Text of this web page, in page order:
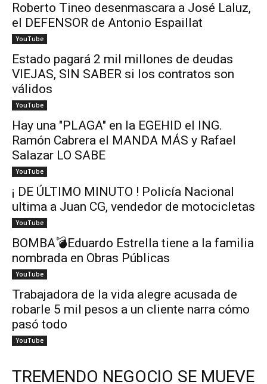
Roberto Tineo desenmascara a José Laluz,
el DEFENSOR de Antonio Espaillat
YouTube
Estado pagará 2 mil millones de deudas
VIEJAS, SIN SABER si los contratos son
válidos
YouTube
Hay una "PLAGA" en la EGEHID el ING.
Ramón Cabrera el MANDA MÁS y Rafael
Salazar LO SABE
YouTube
¡ DE ÚLTIMO MINUTO ! Policía Nacional
ultima a Juan CG, vendedor de motocicletas
YouTube
BOMBA💣Eduardo Estrella tiene a la familia
nombrada en Obras Públicas
YouTube
Trabajadora de la vida alegre acusada de
robarle 5 mil pesos a un cliente narra cómo
pasó todo
YouTube
TREMENDO NEGOCIO SE MUEVE